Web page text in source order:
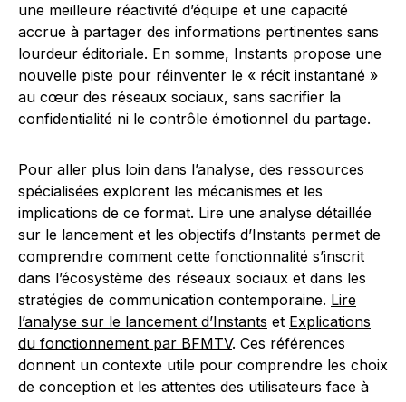
une meilleure réactivité d’équipe et une capacité
accrue à partager des informations pertinentes sans
lourdeur éditoriale. En somme, Instants propose une
nouvelle piste pour réinventer le « récit instantané »
au cœur des réseaux sociaux, sans sacrifier la
confidentialité ni le contrôle émotionnel du partage.
Pour aller plus loin dans l’analyse, des ressources
spécialisées explorent les mécanismes et les
implications de ce format. Lire une analyse détaillée
sur le lancement et les objectifs d’Instants permet de
comprendre comment cette fonctionnalité s’inscrit
dans l’écosystème des réseaux sociaux et dans les
stratégies de communication contemporaine. Lire
l’analyse sur le lancement d’Instants et Explications
du fonctionnement par BFMTV. Ces références
donnent un contexte utile pour comprendre les choix
de conception et les attentes des utilisateurs face à